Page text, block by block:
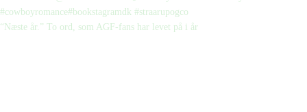
“Næste år.” To ord, som AGF-fans har levet på i år